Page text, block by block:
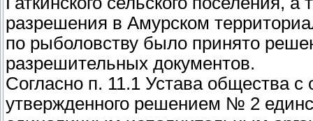
разрешения в Амурском
по рыболовству было принято
разрешительных документов.
Согласно п. 11.1 Устава общества с
утвержденного решением № 2